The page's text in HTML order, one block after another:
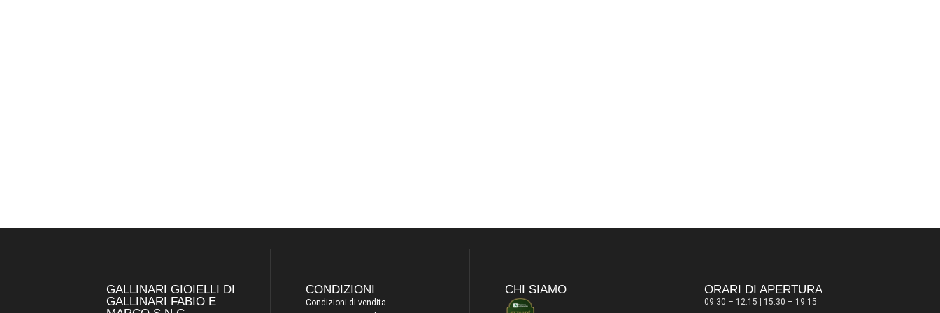
GALLINARI GIOIELLI DI
GALLINARI FABIO E
CONDIZIONI
Condizioni di vendita
CHI SIAMO ORARI DI APERTURA
09.30 – 12.15 | 15.30 – 19.15